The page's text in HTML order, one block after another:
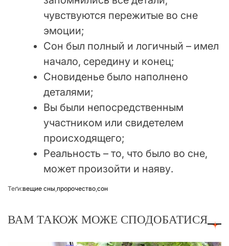
чувствуются пережитые во сне
эмоции;
Сон был полный и логичный – имел
начало, середину и конец;
Сновиденье было наполнено
деталями;
Вы были непосредственным
участником или свидетелем
происходящего;
Реальность – то, что было во сне,
может произойти и наяву.
Теґи:вещие сны,пророчество,сон
ВАМ ТАКОЖ МОЖЕ СПОДОБАТИСЯ